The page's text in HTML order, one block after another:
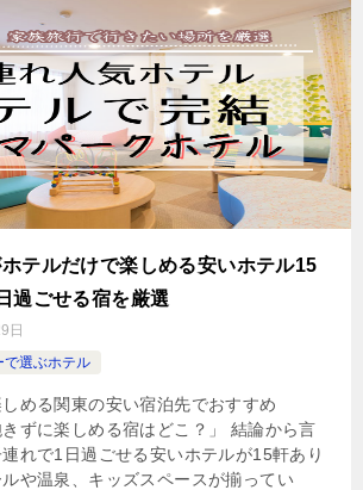
ホテルだけで楽しめる安いホテル15
過ごせる宿を厳選
日
で選ぶホテル
しめる関東の安い宿泊先でおすすめ
ずに楽しめる宿はどこ？」 結論から言
れで1日過ごせる安いホテルが15軒あり
や温泉、キッズスペースが揃ってい